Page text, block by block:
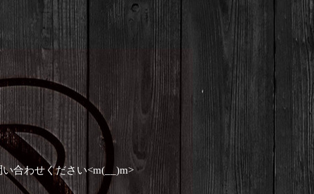
合わせください<m(__)m>